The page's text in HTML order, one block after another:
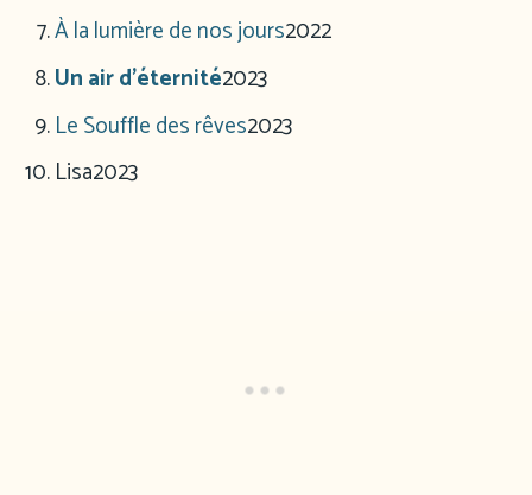
À la lumière de nos jours2022
Un air d’éternité2023
Le Souffle des rêves2023
Lisa2023